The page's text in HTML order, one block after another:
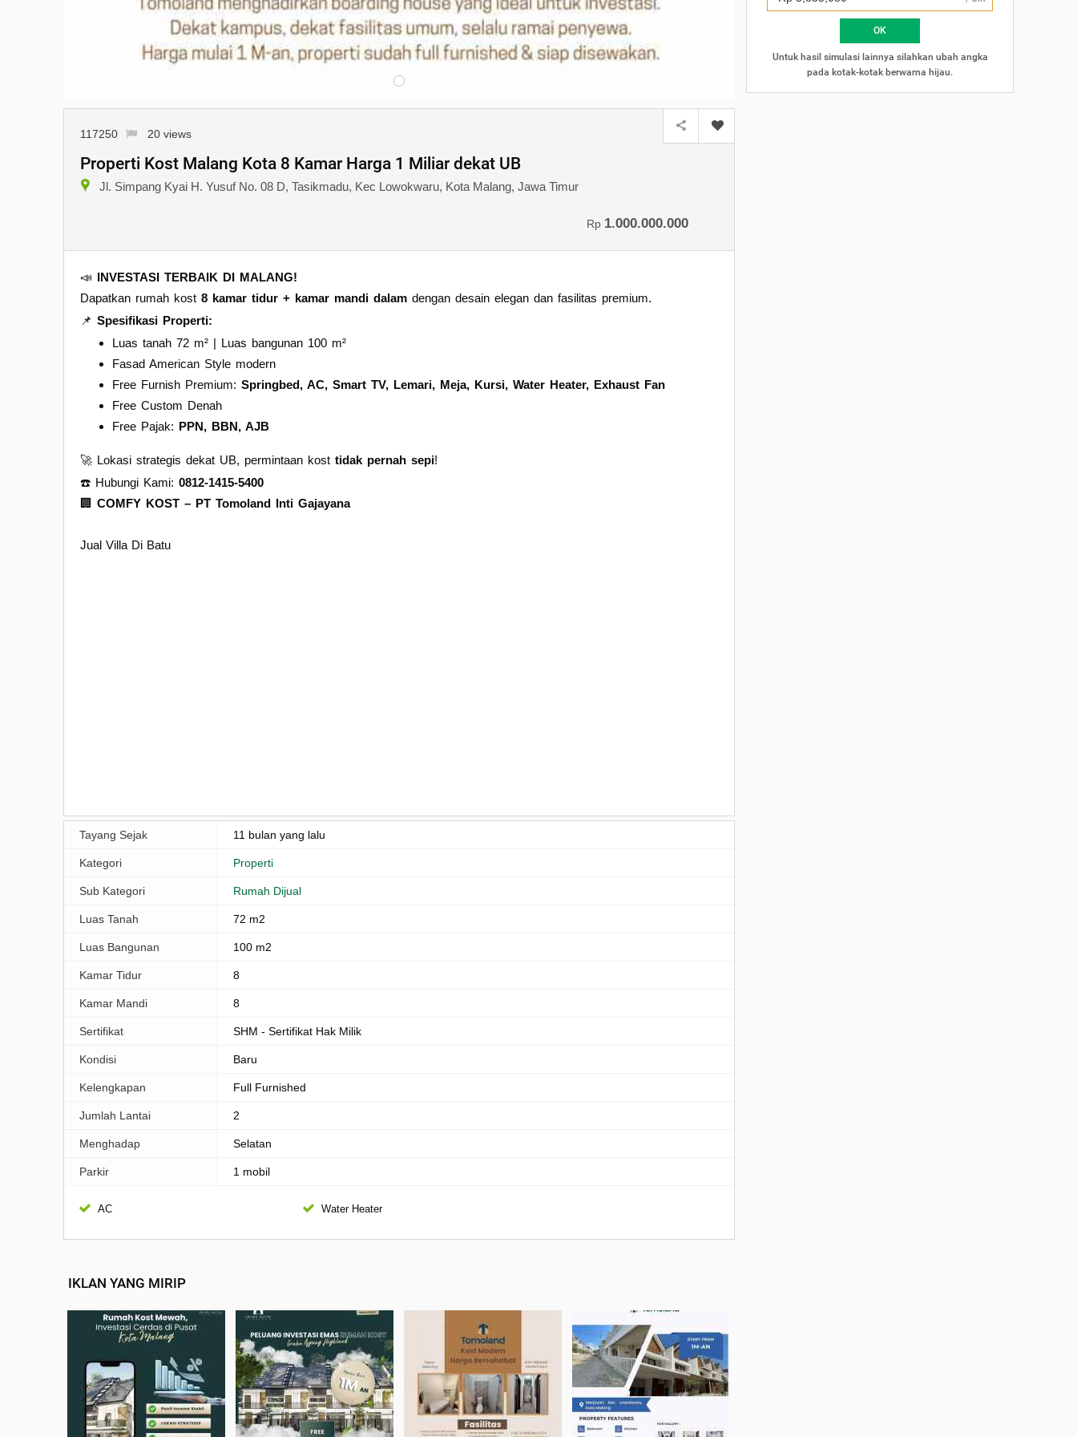
117250 20 views
Properti Kost Malang Kota 8 Kamar Harga 1 Miliar dekat UB
Jl. Simpang Kyai H. Yusuf No. 08 D, Tasikmadu, Kec Lowokwaru, Kota Malang, Jawa Timur
Rp 1.000.000.000
📣 INVESTASI TERBAIK DI MALANG!
Dapatkan rumah kost 8 kamar tidur + kamar mandi dalam dengan desain elegan dan fasilitas premium.
📌 Spesifikasi Properti:
Luas tanah 72 m² | Luas bangunan 100 m²
Fasad American Style modern
Free Furnish Premium: Springbed, AC, Smart TV, Lemari, Meja, Kursi, Water Heater, Exhaust Fan
Free Custom Denah
Free Pajak: PPN, BBN, AJB
🚀 Lokasi strategis dekat UB, permintaan kost tidak pernah sepi!
☎️ Hubungi Kami: 0812-1415-5400
🏢 COMFY KOST – PT Tomoland Inti Gajayana
Jual Villa Di Batu
Tayang Sejak 11 bulan yang lalu
Kategori Properti
Sub Kategori Rumah Dijual
Luas Tanah 72 m2
Luas Bangunan 100 m2
Kamar Tidur 8
Kamar Mandi 8
Sertifikat SHM - Sertifikat Hak Milik
Kondisi Baru
Kelengkapan Full Furnished
Jumlah Lantai 2
Menghadap Selatan
Parkir 1 mobil
AC Water Heater
IKLAN YANG MIRIP
OK
Untuk hasil simulasi lainnya silahkan ubah angka
pada kotak-kotak berwarna hijau.